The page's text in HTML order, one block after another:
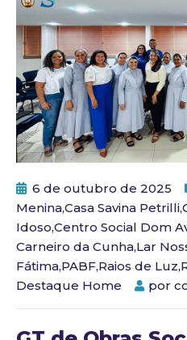
6 de outubro de 2025
Menina,Casa Savina Petrilli,
Idoso,Centro Social Dom
Carneiro da Cunha,Lar
Fátima,PABF,Raios de Luz,
Destaque Home
por